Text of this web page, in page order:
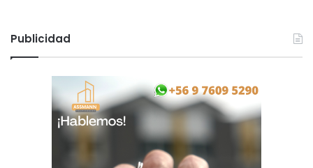
Publicidad